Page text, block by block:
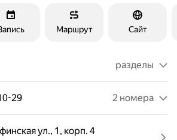
Маршрут Сайт
разделы
29 2 номера
ул., 1, корп. 4